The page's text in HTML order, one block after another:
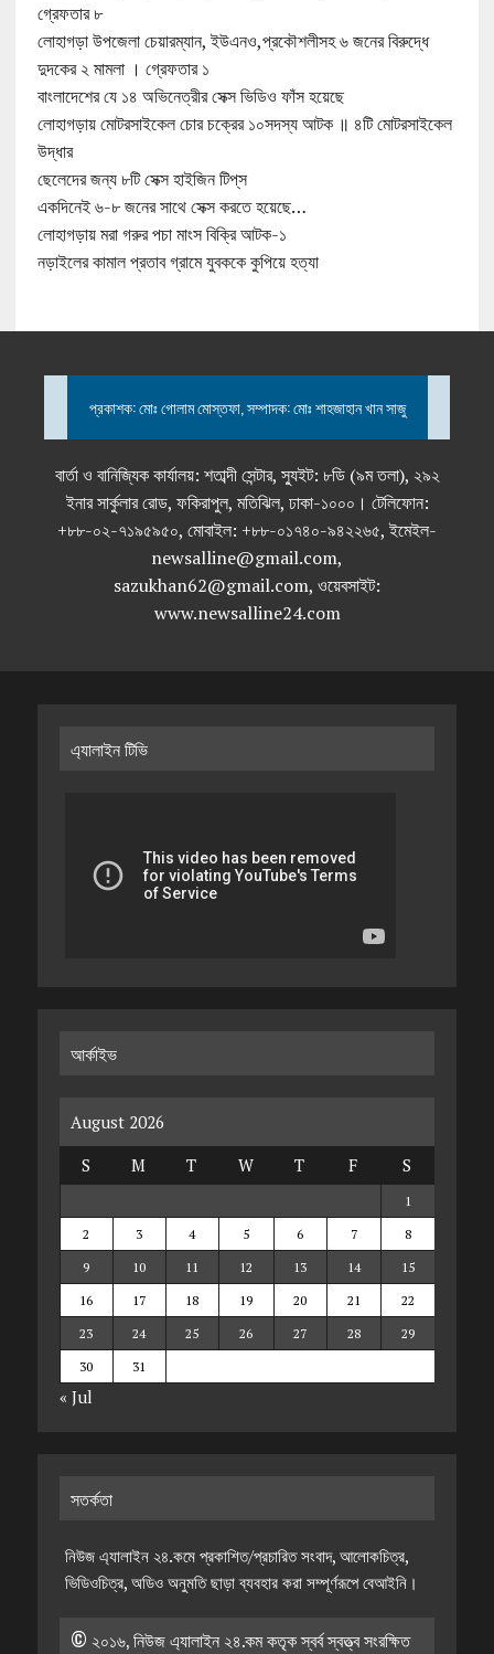
গ্রেফতার ৮
লোহাগড়া উপজেলা চেয়ারম্যান, ইউএনও,প্রকৌশলীসহ ৬ জনের বিরুদ্ধে
দুদকের ২ মামলা । গ্রেফতার ১
বাংলাদেশের যে ১৪ অভিনেত্রীর সেক্স ভিডিও ফাঁস হয়েছে
লোহাগড়ায় মোটরসাইকেল চোর চক্রের ১০সদস্য আটক ॥ ৪টি মোটরসাইকেল
উদ্ধার
ছেলেদের জন্য ৮টি সেক্স হাইজিন টিপ্‌স
একদিনেই ৬-৮ জনের সাথে সেক্স করতে হয়েছে…
লোহাগড়ায় মরা গরুর পচা মাংস বিক্রি আটক-১
নড়াইলের কামাল প্রতাব গ্রামে যুবককে কুপিয়ে হত্যা
প্রকাশক: মোঃ গোলাম মোস্তফা, সম্পাদক: মোঃ শাহজাহান খান সাজু
বার্তা ও বানিজ্যিক কার্যালয়: শতাব্দী সেন্টার, স্যুইট: ৮ডি (৯ম তলা), ২৯২
ইনার সার্কুলার রোড, ফকিরাপুল, মতিঝিল, ঢাকা-১০০০। টেলিফোন:
+৮৮-০২-৭১৯৫৯৫০, মোবাইল: +৮৮-০১৭৪০-৯৪২২৬৫, ইমেইল-
newsalline@gmail.com,
sazukhan62@gmail.com, ওয়েবসাইট:
www.newsalline24.com
এ্যালাইন টিভি
আর্কাইভ
August 2026
S
M T W T F S
1
2
3 4 5 6 7
8
9
10 11 12 13 14
15
16
17 18 19 20 21
22
23
24 25 26 27 28
29
30
31
« Jul
সতর্কতা
নিউজ এ্যালাইন ২৪.কমে প্রকাশিত/প্রচারিত সংবাদ, আলোকচিত্র,
ভিডিওচিত্র, অডিও অনুমতি ছাড়া ব্যবহার করা সম্পূর্ণরূপে বেআইনি।
© ২০১৬, নিউজ এ্যালাইন ২৪.কম কতৃক স্বর্ব স্বত্ত্ব সংরক্ষিত